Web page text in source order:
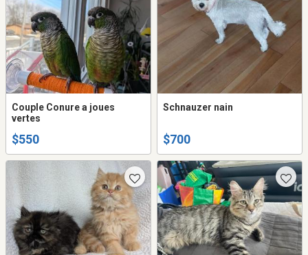
Couple Conure a joues
vertes
$550
Schnauzer nain
$700